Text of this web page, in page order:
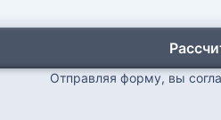
Отправляя форму, вы